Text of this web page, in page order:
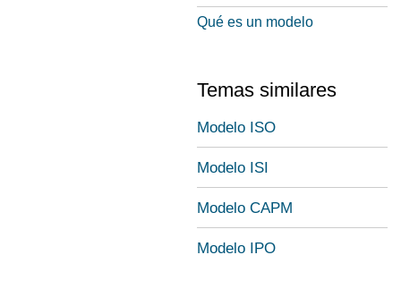
Qué es un modelo
Temas similares
Modelo ISO
Modelo ISI
Modelo CAPM
Modelo IPO